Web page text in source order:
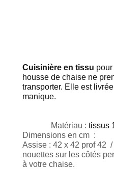
d'un
produit
à
votre
Cuisinière en tissu
housse de chaise ne
transporter. Elle est
manique.
              Matériau :
tissus
Dimensions en cm  :
Assise : 42 x 42 prof 42
nouettes sur les côtés
à votre chaise.